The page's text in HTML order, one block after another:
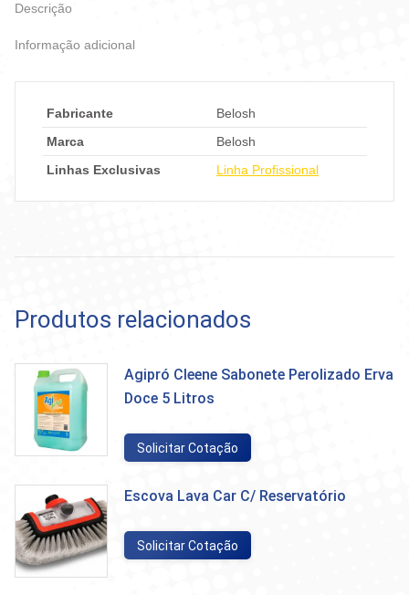
Descrição
Informação adicional
Fabricante
Belosh
Marca
Belosh
Linhas Exclusivas
Linha Profissional
Produtos relacionados
Agipró Cleene Sabonete Perolizado Erva
Doce 5 Litros
Solicitar Cotação
Escova Lava Car C/ Reservatório
Solicitar Cotação